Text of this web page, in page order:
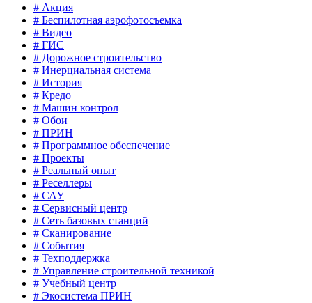
# Акция
# Беспилотная аэрофотосъемка
# Видео
# ГИС
# Дорожное строительство
# Инерциальная система
# История
# Кредо
# Машин контрол
# Обои
# ПРИН
# Программное обеспечение
# Проекты
# Реальный опыт
# Реселлеры
# САУ
# Сервисный центр
# Сеть базовых станций
# Сканирование
# События
# Техподдержка
# Управление строительной техникой
# Учебный центр
# Экосистема ПРИН